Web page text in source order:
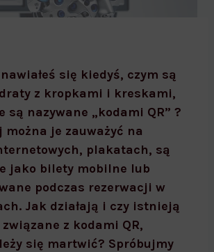
się kiedyś, czym są
z kropkami i kreskami,
są nazywane „kodami QR” ?
można je zauważyć na
plakatach, są
jako bilety mobilne lub
podczas rezerwacji w
Jak działają i czy istnieją
z kodami QR,
się martwić? Spróbujmy